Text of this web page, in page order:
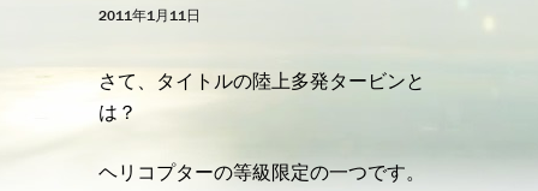
2011年1月11日
さて、タイトルの陸上多発タービンと
は？
ヘリコプターの等級限定の一つです。